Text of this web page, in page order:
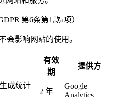
第6条第1款a项）
会影响网站的使用。
有效
期
提供方
成统计
2 年
Google
Analytics